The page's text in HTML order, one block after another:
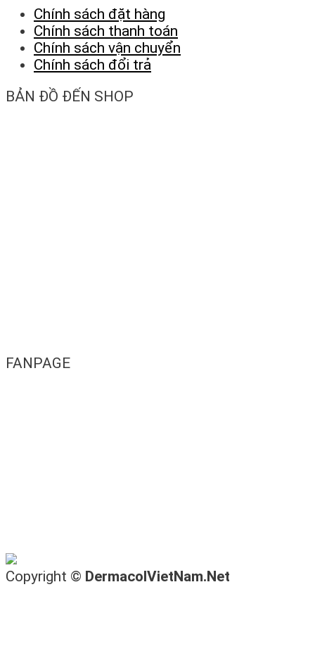
Chính sách đặt hàng
Chính sách thanh toán
Chính sách vận chuyển
Chính sách đổi trả
BẢN ĐỒ ĐẾN SHOP
FANPAGE
Copyright © DermacolVietNam.Net